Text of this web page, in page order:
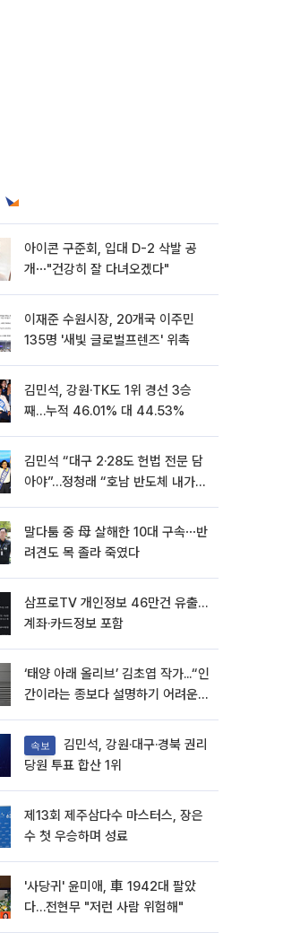
아이콘 구준회, 입대 D-2 삭발 공
개⋯"건강히 잘 다녀오겠다"
이재준 수원시장, 20개국 이주민
135명 '새빛 글로벌프렌즈' 위촉
김민석, 강원·TK도 1위 경선 3승
째…누적 46.01% 대 44.53%
김민석 “대구 2·28도 헌법 전문 담
아야”…정청래 “호남 반도체 내가
말다툼 중 母 살해한 10대 구속⋯반
려견도 목 졸라 죽였다
삼프로TV 개인정보 46만건 유출…
계좌·카드정보 포함
‘태양 아래 올리브’ 김초엽 작가...“인
간이라는 종보다 설명하기 어려운
뷰]
속보
당원 투표 합산 1위
제13회 제주삼다수 마스터스, 장은
수 첫 우승하며 성료
'사당귀' 윤미애, 車 1942대 팔았
다…전현무 "저런 사람 위험해"